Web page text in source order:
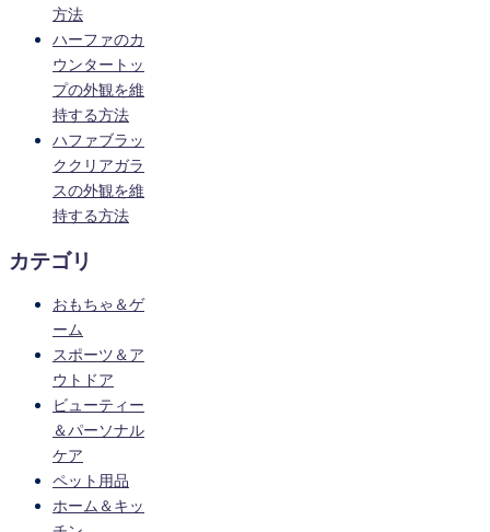
方法
ハーファのカ
ウンタートッ
プの外観を維
持する方法
ハファブラッ
ククリアガラ
スの外観を維
持する方法
カテゴリ
おもちゃ＆ゲ
ーム
スポーツ＆ア
ウトドア
ビューティー
＆パーソナル
ケア
ペット用品
ホーム＆キッ